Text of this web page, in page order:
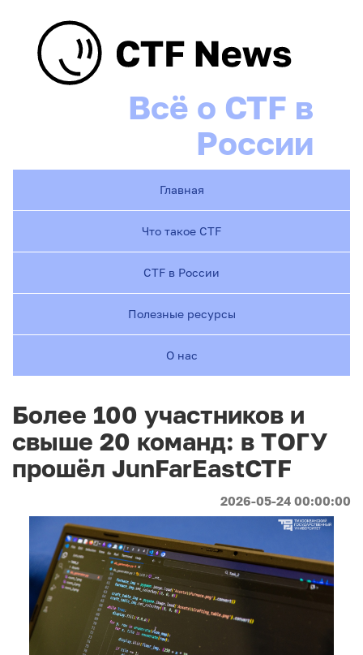
Всё о CTF в
России
Главная
Что такое CTF
CTF в России
Полезные ресурсы
О нас
Более 100 участников и
свыше 20 команд: в ТОГУ
прошёл JunFarEastCTF
2026-05-24 00:00:00